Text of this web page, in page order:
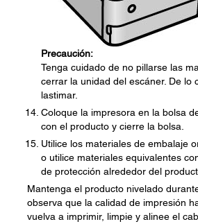
Precaución:
Tenga cuidado de no pillarse las
cerrar la unidad del escáner. De lo
lastimar.
Coloque la impresora en la bolsa
con el producto y cierre la bolsa.
Utilice los materiales de embalaje
o utilice materiales equivalentes
de protección alrededor del
Mantenga el producto nivelado
observa que la calidad de impresión
vuelva a imprimir, limpie y alinee el